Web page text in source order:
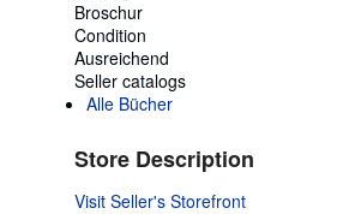
Broschur
Condition
Ausreichend
Seller catalogs
Alle Bücher
Store Description
Visit Seller's Storefront